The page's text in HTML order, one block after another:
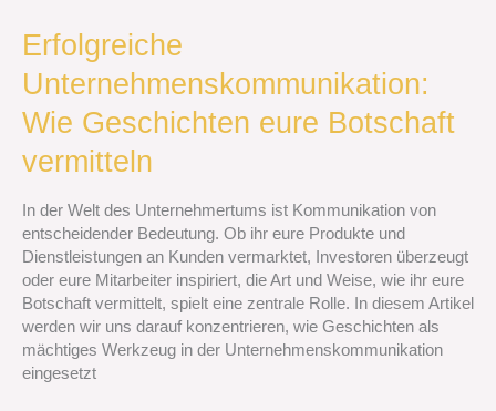
Erfolgreiche
Unternehmenskommunikation:
Wie Geschichten eure Botschaft
vermitteln
In der Welt des Unternehmertums ist Kommunikation von
entscheidender Bedeutung. Ob ihr eure Produkte und
Dienstleistungen an Kunden vermarktet, Investoren überzeugt
oder eure Mitarbeiter inspiriert, die Art und Weise, wie ihr eure
Botschaft vermittelt, spielt eine zentrale Rolle. In diesem Artikel
werden wir uns darauf konzentrieren, wie Geschichten als
mächtiges Werkzeug in der Unternehmenskommunikation
eingesetzt
Erfolgreiche
Unternehmenskommunikation:
Wie
eure
Botschaft
vermitteln